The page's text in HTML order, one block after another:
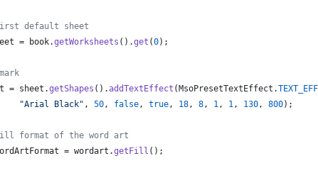
default sheet
= book.getWorksheets ().get (0);
= sheet .getShapes ().addTextEffect ( MsoPresetTextEffect .
"Arial Black" , 50, false, true, 18, 8, 1, 1, 130, 800);
format of the word art
= wordart .getFill ();